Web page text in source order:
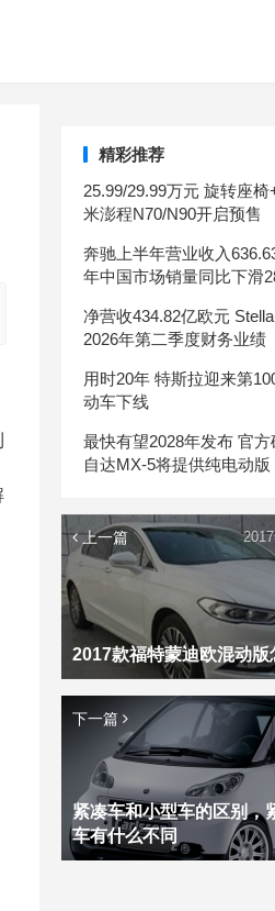
精彩推荐
25.99/29.99万元 旋转座
米澎程N70/N90开启预售
奔驰上半年营业收入
年中国市场销量同比下滑
净营收434.82亿欧元
2026年第二季度财务业绩
用时20年 特斯拉迎来第
动车下线
最快有望2028年发布 官方
自达MX-5将提供纯电动版
上一篇
2017款福特蒙迪欧混动版
下一篇
紧凑车和小型车的区别，
车有什么不同